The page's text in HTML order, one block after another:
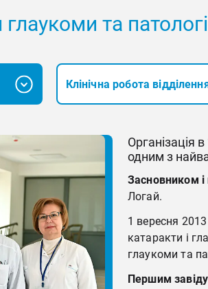
глаукоми та
Клінічна робота
Організація
одним з
Засновником
Логай.
1 вересня 2013
катаракти і
глаукоми та
Першим